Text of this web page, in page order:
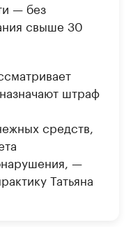
— без
свыше 30
штраф
средств,
—
Татьяна